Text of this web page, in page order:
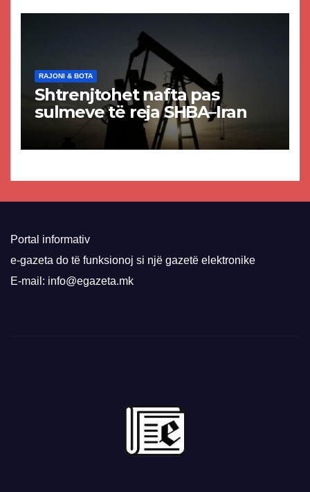
RAJONI & BOTA
Shtrenjtohet nafta pas
sulmeve të reja SHBA–Iran
Portal informativ
e-gazeta do të funksionoj si një gazetë elektronike
E-mail: info@egazeta.mk